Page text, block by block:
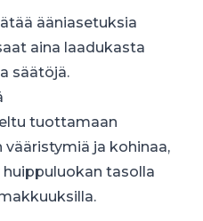
ääniasetuksia
aina laadukasta
säätöjä.
tuottamaan
ja kohinaa,
tasolla